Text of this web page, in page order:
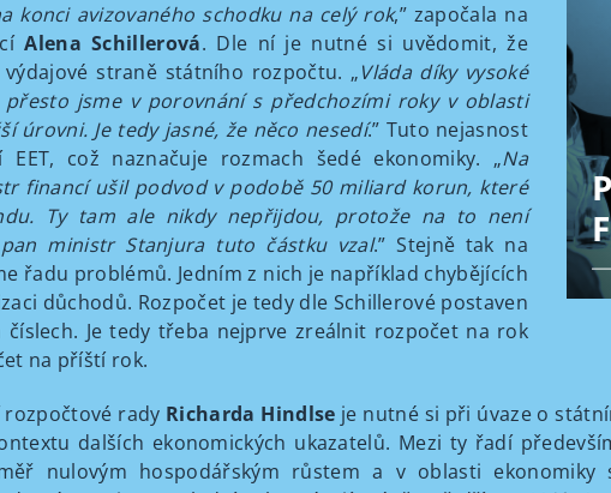
konci avizovaného schodku na celý rok,” započala na
Alena Schillerová. Dle ní je nutné si uvědomit, že
straně státního rozpočtu. „Vláda díky vysoké
jsme v porovnání s předchozími roky v oblasti
úrovni. Je tedy jasné, že něco nesedí.” Tuto nejasnost
což naznačuje rozmach šedé ekonomiky. „Na
financí ušil podvod v podobě 50 miliard korun, které
Ty tam ale nikdy nepřijdou, protože na to není
ministr Stanjura tuto částku vzal.” Stejně tak na
řadu problémů. Jedním z nich je například chybějících
důchodů. Rozpočet je tedy dle Schillerové postaven
Je tedy třeba nejprve zreálnit rozpočet na rok
na příští rok.
rozpočtové rady Richarda Hindlse je nutné si při úvaze o
dalších ekonomických ukazatelů. Mezi ty řadí
nulovým hospodářským růstem a v oblasti ekonomiky